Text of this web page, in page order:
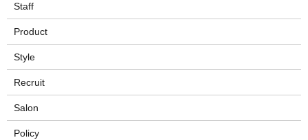
Staff
Product
Style
Recruit
Salon
Policy